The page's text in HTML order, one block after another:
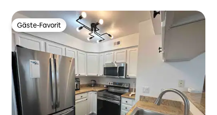
Gäste-Favorit
Gäste-Favorit